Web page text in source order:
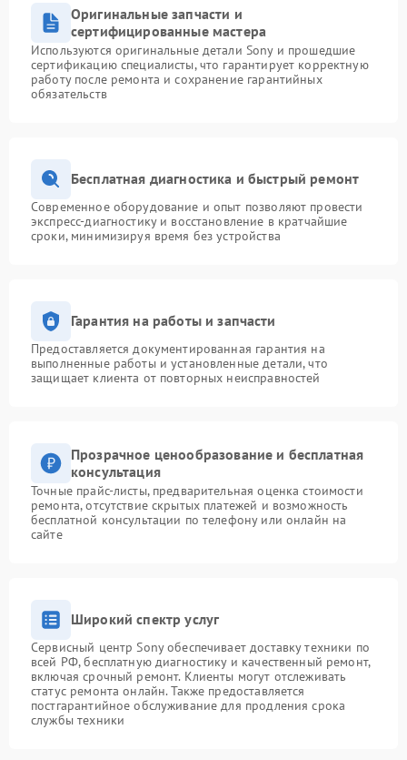
Оригинальные запчасти и
сертифицированные мастера
Используются оригинальные детали Sony и прошедшие
сертификацию специалисты, что гарантирует корректную
работу после ремонта и сохранение гарантийных
обязательств
Бесплатная диагностика и быстрый ремонт
Современное оборудование и опыт позволяют провести
экспресс-диагностику и восстановление в кратчайшие
сроки, минимизируя время без устройства
Гарантия на работы и запчасти
Предоставляется документированная гарантия на
выполненные работы и установленные детали, что
защищает клиента от повторных неисправностей
Прозрачное ценообразование и бесплатная
консультация
Точные прайс-листы, предварительная оценка стоимости
ремонта, отсутствие скрытых платежей и возможность
бесплатной консультации по телефону или онлайн на
сайте
Широкий спектр услуг
Сервисный центр Sony обеспечивает доставку техники по
всей РФ, бесплатную диагностику и качественный ремонт,
включая срочный ремонт. Клиенты могут отслеживать
статус ремонта онлайн. Также предоставляется
постгарантийное обслуживание для продления срока
службы техники